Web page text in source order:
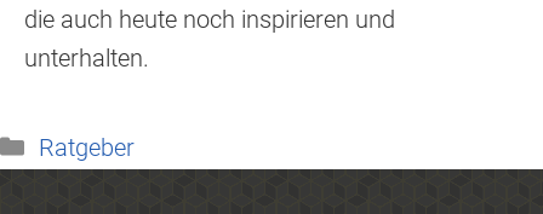
die auch heute noch inspirieren und
unterhalten.
Kategorien
Ratgeber